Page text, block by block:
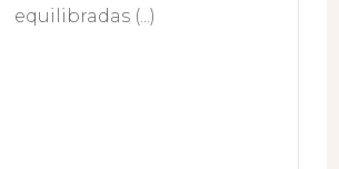
equilibradas (...)